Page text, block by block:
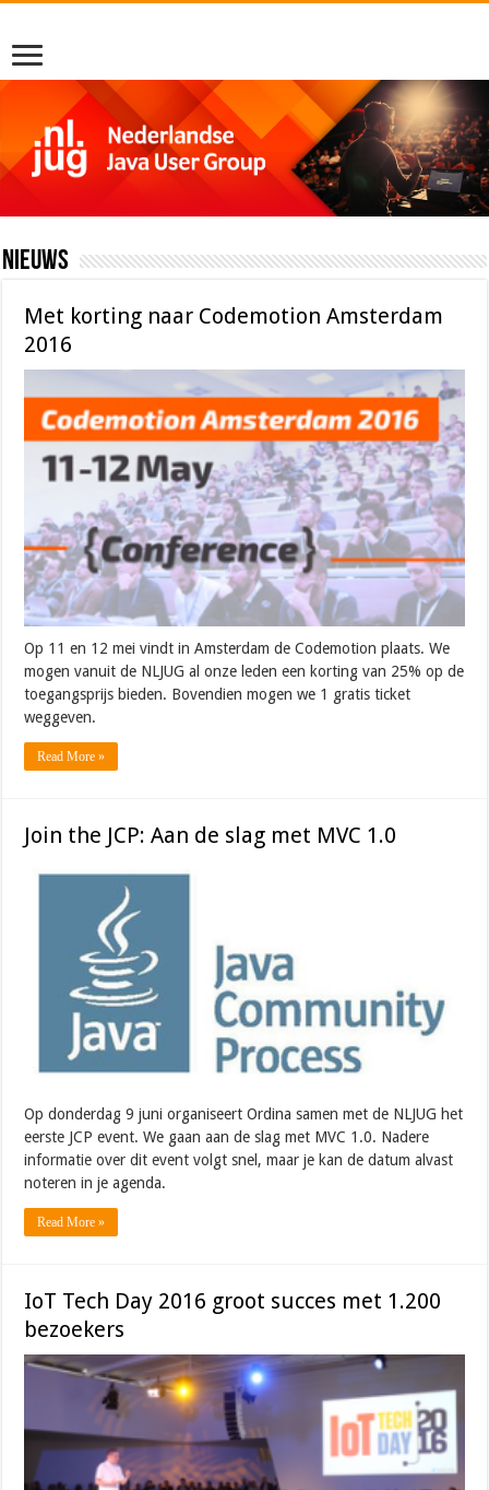
Nieuws
Met korting naar Codemotion Amsterdam
2016
Op 11 en 12 mei vindt in Amsterdam de Codemotion plaats. We
mogen vanuit de NLJUG al onze leden een korting van 25% op de
toegangsprijs bieden. Bovendien mogen we 1 gratis ticket
weggeven.
Read More »
Join the JCP: Aan de slag met MVC 1.0
Op donderdag 9 juni organiseert Ordina samen met de NLJUG het
eerste JCP event. We gaan aan de slag met MVC 1.0. Nadere
informatie over dit event volgt snel, maar je kan de datum alvast
noteren in je agenda.
Read More »
IoT Tech Day 2016 groot succes met 1.200
bezoekers